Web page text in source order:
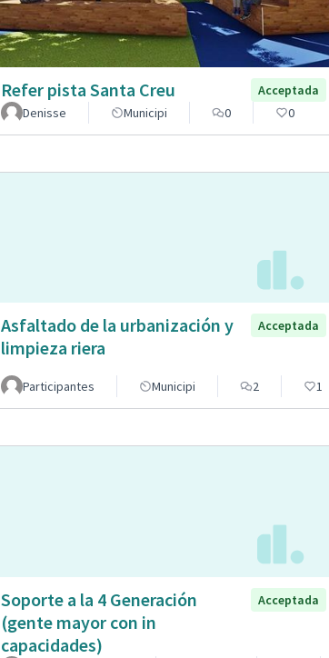
Refer pista Santa Creu
Acceptada
Denisse
Municipi 0 0
Asfaltado de la urbanización y
limpieza riera
Acceptada
Participantes Municipi 2 1
Soporte a la 4 Generación
(gente mayor con in
capacidades)
Acceptada